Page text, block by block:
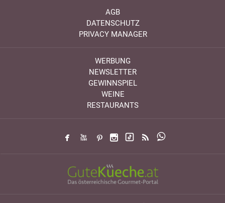
AGB
DATENSCHUTZ
PRIVACY MANAGER
WERBUNG
NEWSLETTER
GEWINNSPIEL
WEINE
RESTAURANTS